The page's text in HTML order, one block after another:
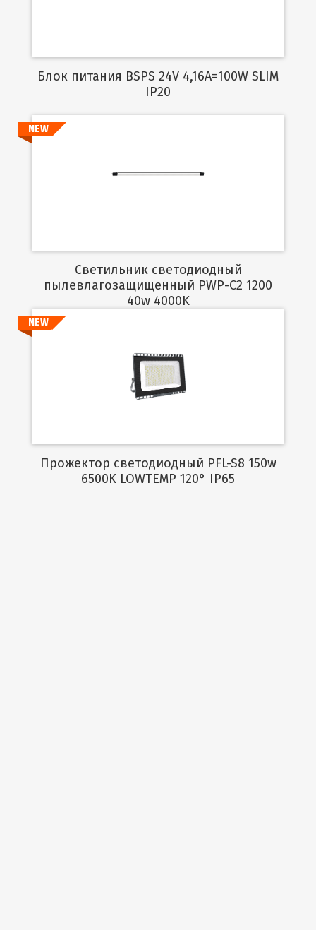
Блок питания BSPS 24V 4,16A=100W SLIM
IP20
NEW
Светильник светодиодный
пылевлагозащищенный PWP-C2 1200
40w 4000K
Подробнее
NEW
Прожектор светодиодный PFL-S8 150w
6500K LOWTEMP 120° IP65